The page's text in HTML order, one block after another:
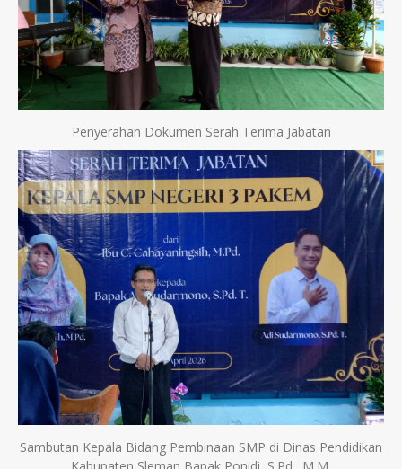
Penyerahan Dokumen Serah Terima Jabatan
Sambutan Kepala Bidang Pembinaan SMP di Dinas Pendidikan